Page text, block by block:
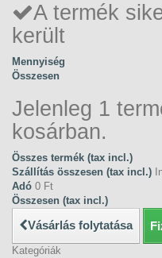
A termék
került
Mennyiség
Összesen
Jelenleg 1
kosárban.
Összes termék (tax incl.)
Szállítás összesen (tax incl.)
Adó 0 Ft‎
Összesen (tax incl.)
Vásárlás folytatása
Kategóriák